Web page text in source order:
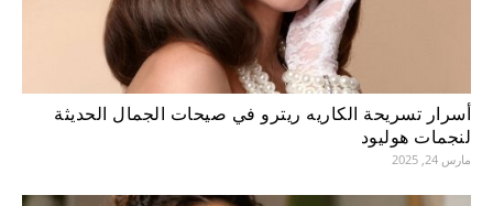
أسرار تسريحة الكاريه ريترو في صيحات الجمال الحديثة
لنجمات هوليود
مارس 24, 2025